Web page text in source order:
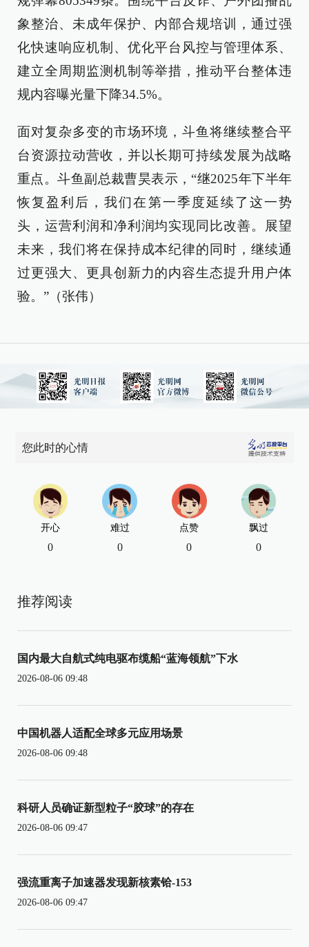
象整治、未成年保护、内部合规培训，通过强
化快速响应机制、优化平台风控与管理体系、
建立全周期监测机制等举措，推动平台整体违
规内容曝光量下降34.5%。
面对复杂多变的市场环境，斗鱼将继续整合平
台资源拉动营收，并以长期可持续发展为战略
重点。斗鱼副总裁曹昊表示，“继2025年下半年
恢复盈利后，我们在第一季度延续了这一势
头，运营利润和净利润均实现同比改善。展望
未来，我们将在保持成本纪律的同时，继续通
过更强大、更具创新力的内容生态提升用户体
验。”（张伟）
您此时的心情
开心
0
难过
0
点赞
0
飘过
0
推荐阅读
国内最大自航式纯电驱布缆船“蓝海领航”下水
2026-08-06 09:48
中国机器人适配全球多元应用场景
2026-08-06 09:48
科研人员确证新型粒子“胶球”的存在
2026-08-06 09:47
强流重离子加速器发现新核素铪-153
2026-08-06 09:47